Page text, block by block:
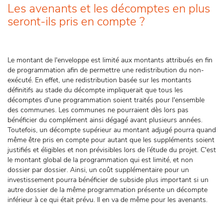
Les avenants et les décomptes en plus
seront-ils pris en compte ?
Le montant de l'enveloppe est limité aux montants attribués en fin
de programmation afin de permettre une redistribution du non-
exécuté. En effet, une redistribution basée sur les montants
définitifs au stade du décompte impliquerait que tous les
décomptes d'une programmation soient traités pour l'ensemble
des communes. Les communes ne pourraient dès lors pas
bénéficier du complément ainsi dégagé avant plusieurs années.
Toutefois, un décompte supérieur au montant adjugé pourra quand
même être pris en compte pour autant que les suppléments soient
justifiés et éligibles et non prévisibles lors de l’étude du projet. C'est
le montant global de la programmation qui est limité, et non
dossier par dossier. Ainsi, un coût supplémentaire pour un
investissement pourra bénéficier de subside plus important si un
autre dossier de la même programmation présente un décompte
inférieur à ce qui était prévu. Il en va de même pour les avenants.